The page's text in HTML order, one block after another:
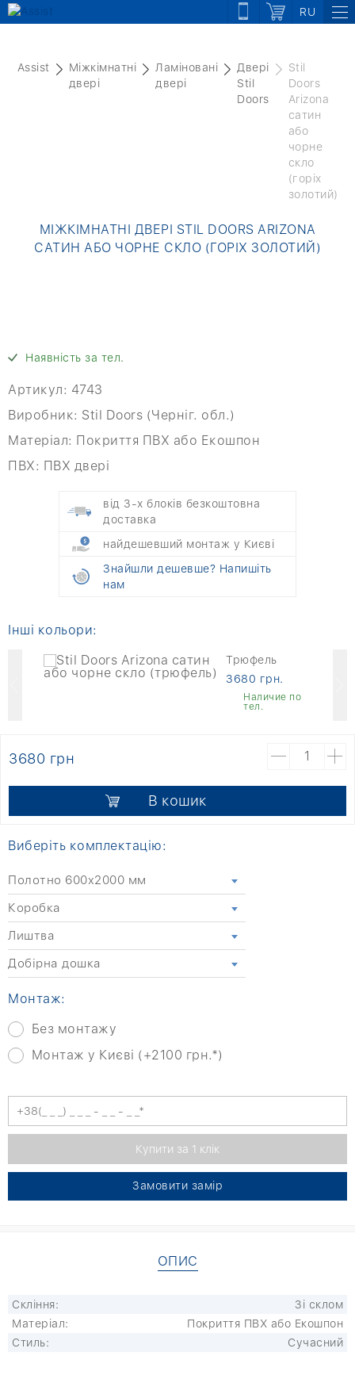
RU
Assist
Міжкімнатні
двері
Ламіновані
двері
Двері
Stil
Doors
Stil
Doors
Arizona
сатин
або
чорне
скло
(горіх
золотий)
МІЖКІМНАТНІ ДВЕРІ STIL DOORS ARIZONA
САТИН АБО ЧОРНЕ СКЛО (ГОРІХ ЗОЛОТИЙ)
Наявність за тел.
Артикул: 4743
Виробник: Stil Doors (Черніг. обл.)
Матеріал: Покриття ПВХ або Екошпон
ПВХ: ПВХ двері
від 3-х блоків безкоштовна
доставка
найдешевший монтаж у Києві
Знайшли дешевше? Напишіть
нам
Інші кольори:
Трюфель
3680 грн.
Наличие по
тел.
3680 грн
В кошик
Виберіть комплектацію:
Полотно 600x2000 мм
Коробка
Лиштва
Добірна дошка
Монтаж:
Без монтажу
Монтаж у Києві (+2100 грн.*)
Замовити замір
ОПИС
Скління:
Зі склом
Матеріал:
Покриття ПВХ або Екошпон
Стиль:
Сучасний